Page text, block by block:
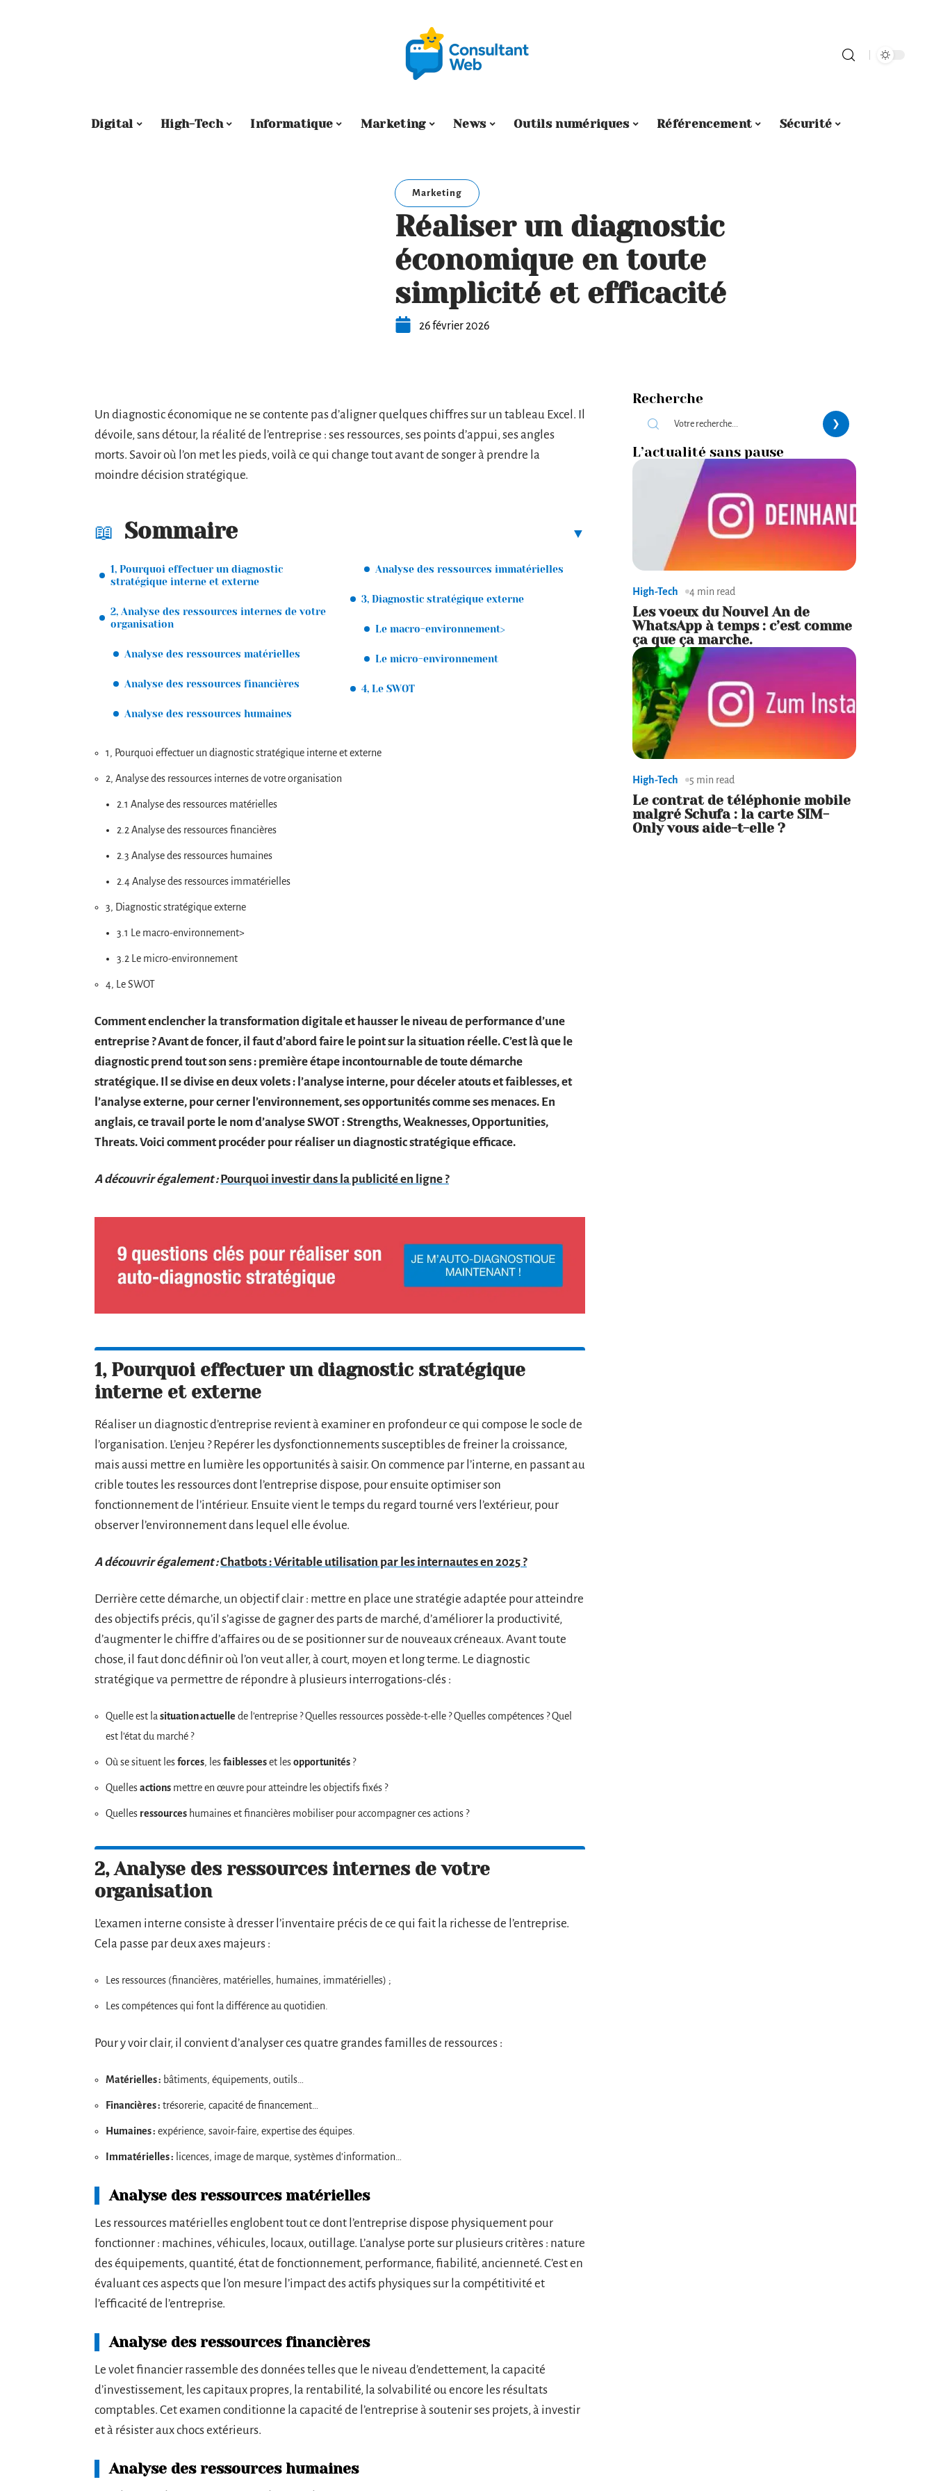
Digital High-Tech Informatique Marketing News Outils numériques Référencement Sécurité
Marketing
Réaliser un diagnostic
économique en toute
simplicité et efficacité
26 février 2026
Un diagnostic économique ne se contente pas d’aligner quelques chiffres sur un tableau Excel. Il
dévoile, sans détour, la réalité de l’entreprise : ses ressources, ses points d’appui, ses angles
morts. Savoir où l’on met les pieds, voilà ce qui change tout avant de songer à prendre la
moindre décision stratégique.
Sommaire
1, Pourquoi effectuer un diagnostic
stratégique interne et externe
2, Analyse des ressources internes de votre
organisation
Analyse des ressources matérielles
Analyse des ressources financières
Analyse des ressources humaines
Analyse des ressources immatérielles
3, Diagnostic stratégique externe
Le macro-environnement>
Le micro-environnement
4, Le SWOT
1, Pourquoi effectuer un diagnostic stratégique interne et externe
2, Analyse des ressources internes de votre organisation
2.1 Analyse des ressources matérielles
2.2 Analyse des ressources financières
2.3 Analyse des ressources humaines
2.4 Analyse des ressources immatérielles
3, Diagnostic stratégique externe
3.1 Le macro-environnement>
3.2 Le micro-environnement
4, Le SWOT
Comment enclencher la transformation digitale et hausser le niveau de performance d’une
entreprise ? Avant de foncer, il faut d’abord faire le point sur la situation réelle. C’est là que le
diagnostic prend tout son sens : première étape incontournable de toute démarche
stratégique. Il se divise en deux volets : l’analyse interne, pour déceler atouts et faiblesses, et
l’analyse externe, pour cerner l’environnement, ses opportunités comme ses menaces. En
anglais, ce travail porte le nom d’analyse SWOT : Strengths, Weaknesses, Opportunities,
Threats. Voici comment procéder pour réaliser un diagnostic stratégique efficace.
A découvrir également : Pourquoi investir dans la publicité en ligne ?
1, Pourquoi effectuer un diagnostic stratégique
interne et externe
Réaliser un diagnostic d’entreprise revient à examiner en profondeur ce qui compose le socle de
l’organisation. L’enjeu ? Repérer les dysfonctionnements susceptibles de freiner la croissance,
mais aussi mettre en lumière les opportunités à saisir. On commence par l’interne, en passant au
crible toutes les ressources dont l’entreprise dispose, pour ensuite optimiser son
fonctionnement de l’intérieur. Ensuite vient le temps du regard tourné vers l’extérieur, pour
observer l’environnement dans lequel elle évolue.
A découvrir également :Chatbots : Véritable utilisation par les internautes en 2025 ?
Derrière cette démarche, un objectif clair : mettre en place une stratégie adaptée pour atteindre
des objectifs précis, qu’il s’agisse de gagner des parts de marché, d’améliorer la productivité,
d’augmenter le chiffre d’affaires ou de se positionner sur de nouveaux créneaux. Avant toute
chose, il faut donc définir où l’on veut aller, à court, moyen et long terme. Le diagnostic
stratégique va permettre de répondre à plusieurs interrogations-clés :
Quelle est la situation actuelle de l’entreprise ? Quelles ressources possède-t-elle ? Quelles compétences ? Quel
est l’état du marché ?
Où se situent lesforces, lesfaiblesseset lesopportunités ?
Quellesactions mettre en œuvre pour atteindre les objectifs fixés ?
Quelles ressources humaines et financières mobiliser pour accompagner ces actions ?
2, Analyse des ressources internes de votre
organisation
L’examen interne consiste à dresser l’inventaire précis de ce qui fait la richesse de l’entreprise.
Cela passe par deux axes majeurs :
Les ressources (financières, matérielles, humaines, immatérielles) ;
Les compétences qui font la différence au quotidien.
Pour y voir clair, il convient d’analyser ces quatre grandes familles de ressources :
Matérielles : bâtiments, équipements, outils…
Financières : trésorerie, capacité de financement…
Humaines : expérience, savoir-faire, expertise des équipes.
Immatérielles : licences, image de marque, systèmes d’information…
Analyse des ressources matérielles
Les ressources matérielles englobent tout ce dont l’entreprise dispose physiquement pour
fonctionner : machines, véhicules, locaux, outillage. L’analyse porte sur plusieurs critères : nature
des équipements, quantité, état de fonctionnement, performance, fiabilité, ancienneté. C’est en
évaluant ces aspects que l’on mesure l’impact des actifs physiques sur la compétitivité et
l’efficacité de l’entreprise.
Analyse des ressources financières
Le volet financier rassemble des données telles que le niveau d’endettement, la capacité
d’investissement, les capitaux propres, la rentabilité, la solvabilité ou encore les résultats
comptables. Cet examen conditionne la capacité de l’entreprise à soutenir ses projets, à investir
et à résister aux chocs extérieurs.
Analyse des ressources humaines
Recherche
L’actualité sans pause
High-Tech 4 min read
Les voeux du Nouvel An de
WhatsApp à temps : c’est comme
ça que ça marche.
High-Tech 5 min read
Le contrat de téléphonie mobile
malgré Schufa : la carte SIM-
Only vous aide-t-elle ?